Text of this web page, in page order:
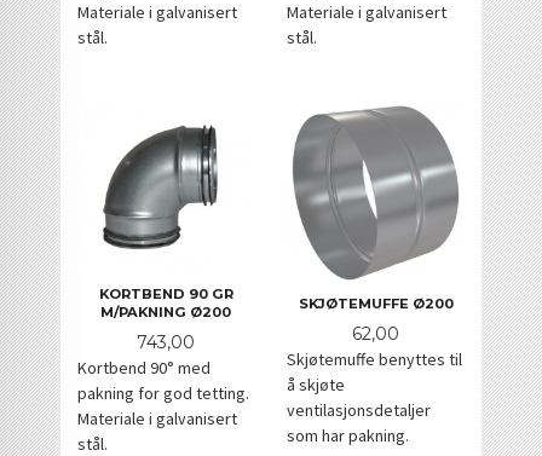
Materiale i galvanisert
stål.
Materiale i galvanisert
stål.
KORTBEND 90 GR
M/PAKNING Ø200
Pris
743,00
Kortbend 90° med
pakning for god tetting.
Materiale i galvanisert
stål.
SKJØTEMUFFE Ø200
Pris
62,00
Skjøtemuffe benyttes til
å skjøte
ventilasjonsdetaljer
som har pakning.